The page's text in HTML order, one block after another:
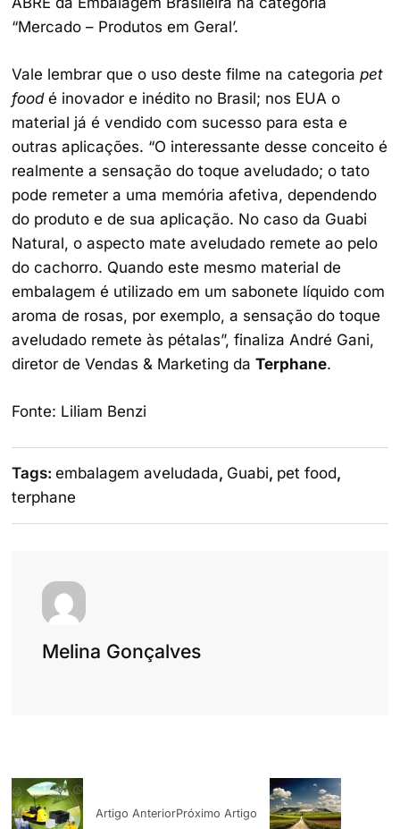
“Mercado – Produtos em Geral’.
Vale lembrar que o uso deste filme na categoria pet
foodé inovador e inédito no Brasil; nos EUA o
material já é vendido com sucesso para esta e
outras aplicações. “O interessante desse conceito é
realmente a sensação do toque aveludado; o tato
pode remeter a uma memória afetiva, dependendo
do produto e de sua aplicação. No caso da Guabi
Natural, o aspecto mate aveludado remete ao pelo
do cachorro. Quando este mesmo material de
embalagem é utilizado em um sabonete líquido com
aroma de rosas, por exemplo, a sensação do toque
aveludado remete às pétalas”, finaliza André Gani,
diretor de Vendas & Marketing da Terphane.
Fonte: Liliam Benzi
Tags: embalagem aveludada, Guabi, pet food,
terphane
Melina Gonçalves
Artigo AnteriorPróximo Artigo